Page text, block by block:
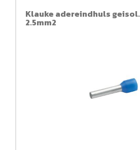
Klauke adereindhuls geisol.
2.5mm2